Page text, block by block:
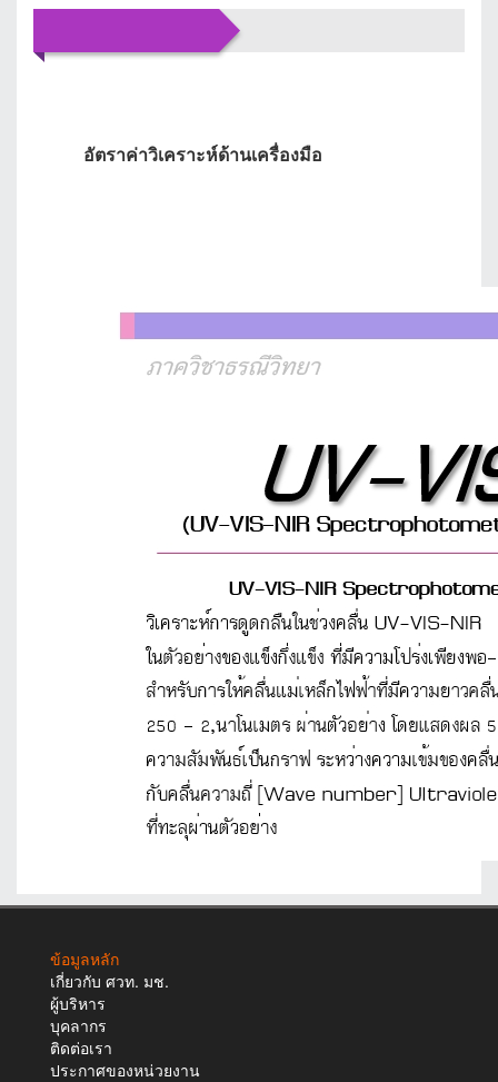
อัตราค่าวิเคราะห์ด้านเครื่องมือ
ข้อมูลหลัก
เกี่ยวกับ ศวท. มช.
ผู้บริหาร
บุคลากร
ติดต่อเรา
ประกาศของหน่วยงาน